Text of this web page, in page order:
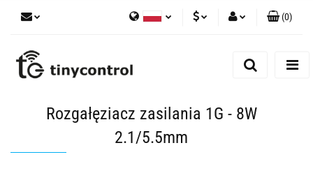
English
Zgody cookies
(0)
Rozgałęziacz zasilania 1G - 8W
2.1/5.5mm